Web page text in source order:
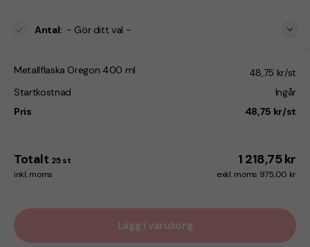
Antal: - Gör ditt val -
Metallflaska Oregon 400 ml
48,75 kr/st
Startkostnad
Ingår
Pris
48,75 kr/st
Totalt 25 st 1 218,75 kr
inkl. moms exkl. moms 975,00 kr
Lägg i varukorg